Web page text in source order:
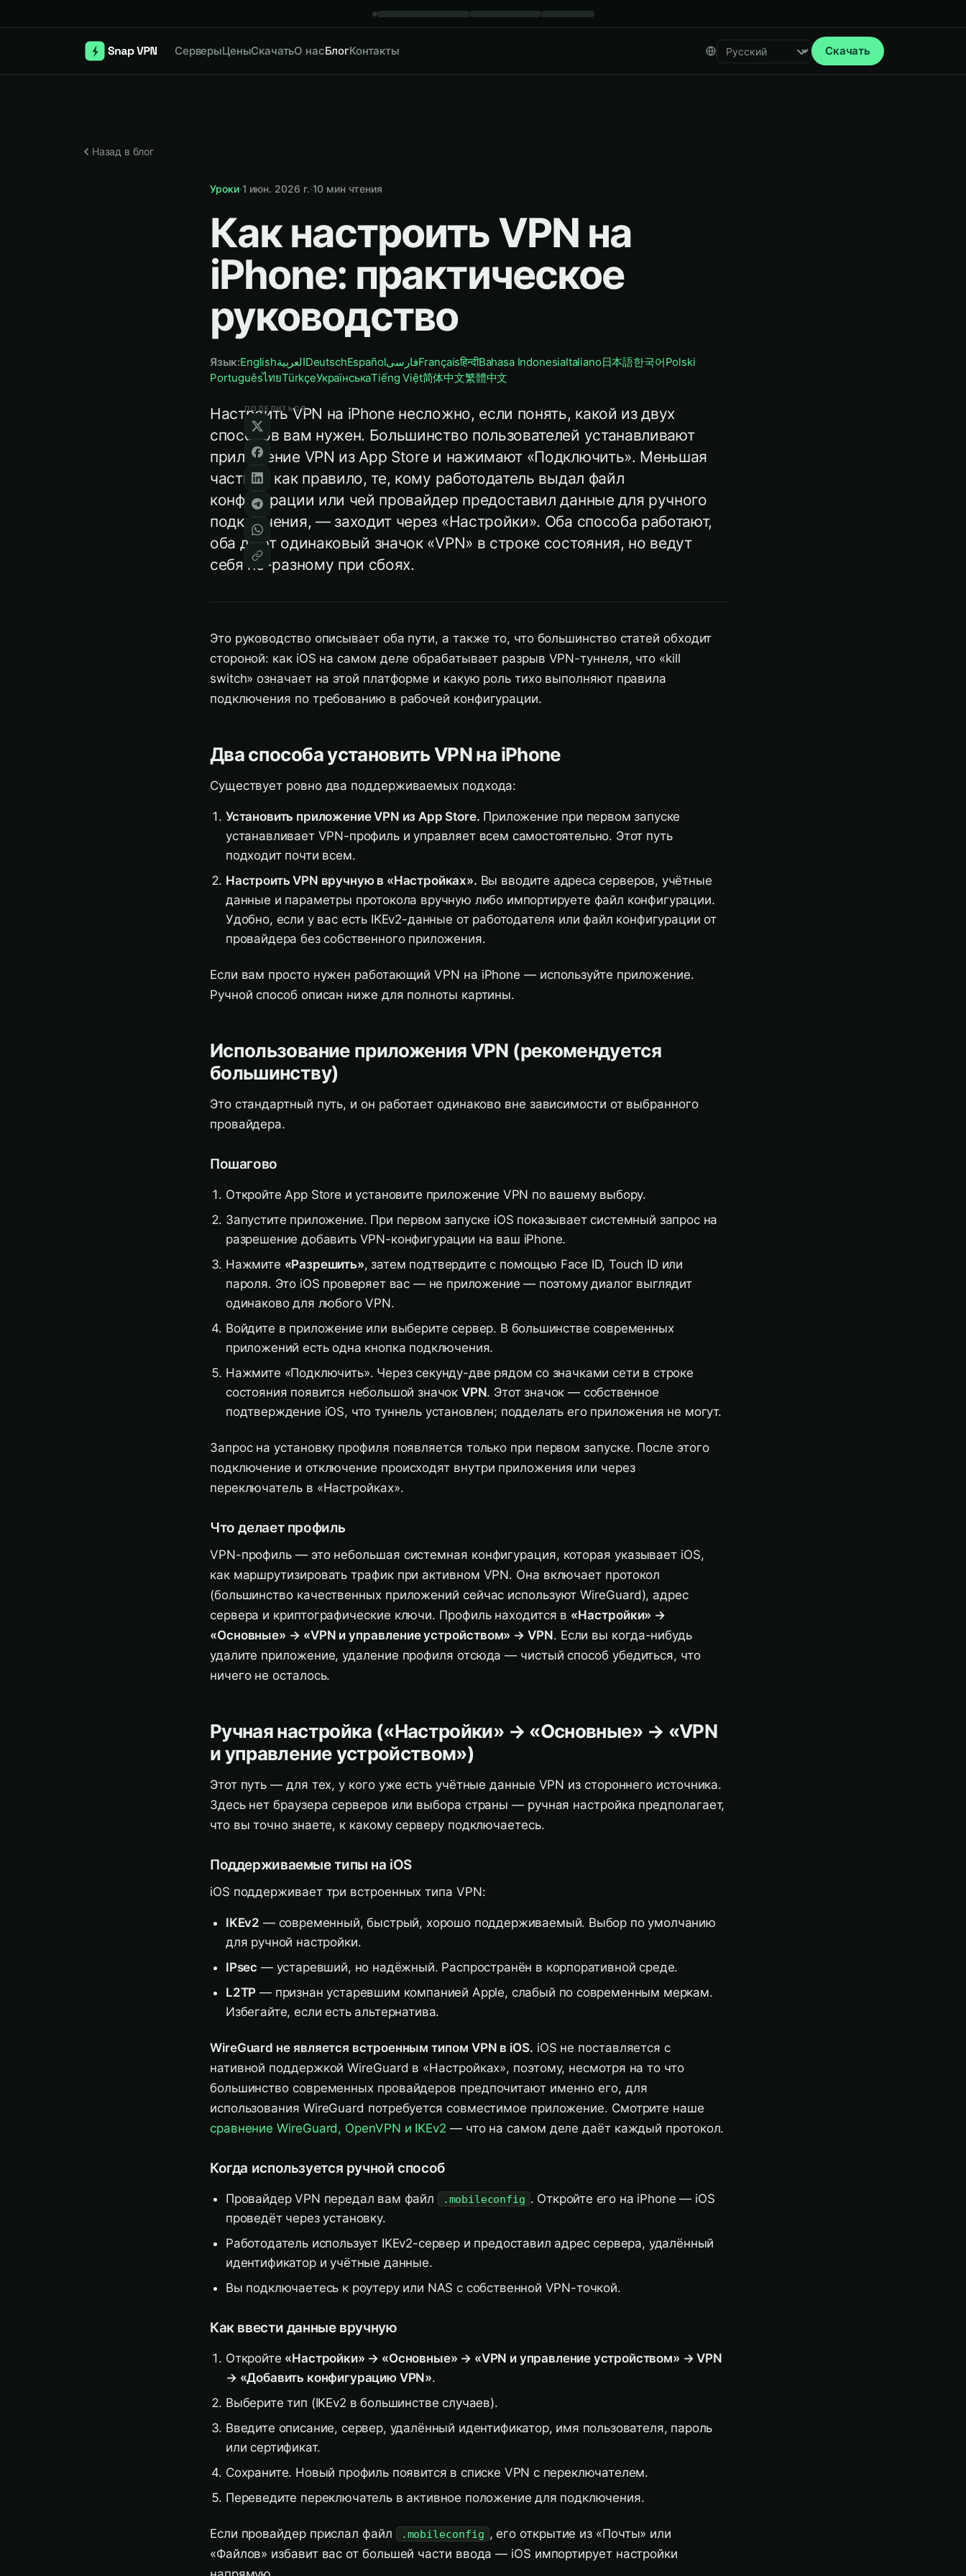
СерверыЦеныСкачатьО насБлогКонтакты
Select language
Скачать
Назад в блог
Уроки·1 июн. 2026 г.·10 мин чтения
Как настроить VPN на
iPhone: практическое
руководство
Язык:EnglishالعربيةDeutschEspañolفارسیFrançaisहिन्दीBahasa IndonesiaItaliano日本語한국어Polski
PortuguêsไทยTürkçeУкраїнськаTiếng Việt简体中文繁體中文
Настроить VPN на iPhone несложно, если понять, какой из двух
способов вам нужен. Большинство пользователей устанавливают
приложение VPN из App Store и нажимают «Подключить». Меньшая
часть — как правило, те, кому работодатель выдал файл
конфигурации или чей провайдер предоставил данные для ручного
подключения, — заходит через «Настройки». Оба способа работают,
оба дают одинаковый значок «VPN» в строке состояния, но ведут
себя по-разному при сбоях.
Это руководство описывает оба пути, а также то, что большинство статей обходит
стороной: как iOS на самом деле обрабатывает разрыв VPN-туннеля, что «kill
switch» означает на этой платформе и какую роль тихо выполняют правила
подключения по требованию в рабочей конфигурации.
Два способа установить VPN на iPhone
Существует ровно два поддерживаемых подхода:
Установить приложение VPN из App Store. Приложение при первом запуске
устанавливает VPN-профиль и управляет всем самостоятельно. Этот путь
подходит почти всем.
Настроить VPN вручную в «Настройках». Вы вводите адреса серверов, учётные
данные и параметры протокола вручную либо импортируете файл конфигурации.
Удобно, если у вас есть IKEv2-данные от работодателя или файл конфигурации от
провайдера без собственного приложения.
Если вам просто нужен работающий VPN на iPhone — используйте приложение.
Ручной способ описан ниже для полноты картины.
Использование приложения VPN (рекомендуется
большинству)
Это стандартный путь, и он работает одинаково вне зависимости от выбранного
провайдера.
Пошагово
Откройте App Store и установите приложение VPN по вашему выбору.
Запустите приложение. При первом запуске iOS показывает системный запрос на
разрешение добавить VPN-конфигурации на ваш iPhone.
Нажмите «Разрешить», затем подтвердите с помощью Face ID, Touch ID или
пароля. Это iOS проверяет вас — не приложение — поэтому диалог выглядит
одинаково для любого VPN.
Войдите в приложение или выберите сервер. В большинстве современных
приложений есть одна кнопка подключения.
Нажмите «Подключить». Через секунду-две рядом со значками сети в строке
состояния появится небольшой значок VPN. Этот значок — собственное
подтверждение iOS, что туннель установлен; подделать его приложения не могут.
Запрос на установку профиля появляется только при первом запуске. После этого
подключение и отключение происходят внутри приложения или через
переключатель в «Настройках».
Что делает профиль
VPN-профиль — это небольшая системная конфигурация, которая указывает iOS,
как маршрутизировать трафик при активном VPN. Она включает протокол
(большинство качественных приложений сейчас используют WireGuard), адрес
сервера и криптографические ключи. Профиль находится в «Настройки» →
«Основные» → «VPN и управление устройством» → VPN. Если вы когда-нибудь
удалите приложение, удаление профиля отсюда — чистый способ убедиться, что
ничего не осталось.
Ручная настройка («Настройки» → «Основные» → «VPN
и управление устройством»)
Этот путь — для тех, у кого уже есть учётные данные VPN из стороннего источника.
Здесь нет браузера серверов или выбора страны — ручная настройка предполагает,
что вы точно знаете, к какому серверу подключаетесь.
Поддерживаемые типы на iOS
iOS поддерживает три встроенных типа VPN:
IKEv2 — современный, быстрый, хорошо поддерживаемый. Выбор по умолчанию
для ручной настройки.
IPsec — устаревший, но надёжный. Распространён в корпоративной среде.
L2TP — признан устаревшим компанией Apple, слабый по современным меркам.
Избегайте, если есть альтернатива.
WireGuard не является встроенным типом VPN в iOS. iOS не поставляется с
нативной поддержкой WireGuard в «Настройках», поэтому, несмотря на то что
большинство современных провайдеров предпочитают именно его, для
использования WireGuard потребуется совместимое приложение. Смотрите наше
сравнение WireGuard, OpenVPN и IKEv2 — что на самом деле даёт каждый протокол.
Когда используется ручной способ
Провайдер VPN передал вам файл .mobileconfig . Откройте его на iPhone — iOS
проведёт через установку.
Работодатель использует IKEv2-сервер и предоставил адрес сервера, удалённый
идентификатор и учётные данные.
Вы подключаетесь к роутеру или NAS с собственной VPN-точкой.
Как ввести данные вручную
Откройте «Настройки» → «Основные» → «VPN и управление устройством» → VPN
→ «Добавить конфигурацию VPN».
Выберите тип (IKEv2 в большинстве случаев).
Введите описание, сервер, удалённый идентификатор, имя пользователя, пароль
или сертификат.
Сохраните. Новый профиль появится в списке VPN с переключателем.
Переведите переключатель в активное положение для подключения.
Если провайдер прислал файл .mobileconfig , его открытие из «Почты» или
«Файлов» избавит вас от большей части ввода — iOS импортирует настройки
ПОДЕЛИТЬСЯ